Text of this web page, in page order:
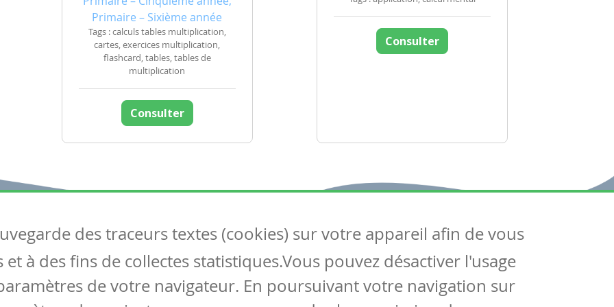
Primaire – Sixième année
Tags : calculs tables multiplication,
cartes, exercices multiplication,
flashcard, tables, tables de
multiplication
Consulter
Consulter
Articles
Tous les articles
Articles DYS
Suivez-nous
Contactez-nous
Soutien scolaire
des traceurs textes (cookies) sur votre appareil afin de vous
à des fins de collectes statistiques.Vous pouvez désactiver l'usage
de votre navigateur. En poursuivant votre navigation sur